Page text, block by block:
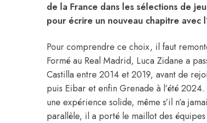
de la France dans les sélections de
pour écrire un nouveau chapitre avec
Pour comprendre ce choix, il faut
Formé au Real Madrid, Luca Zidane a
Castilla entre 2014 et 2019, avant de
puis Eibar et enfin Grenade à l’été
une expérience solide, même s’il n’a
parallèle, il a porté le maillot des